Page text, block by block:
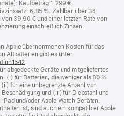
Kaufbetrag 1.299 €,
6,85 %. Zahlbar über 36
von 39,90 € und einer letzten Rate von
einschließlich Zinsen:
Apple übernommenen Kosten für das
Altbatterien gibt es unter
ein
neues
Fenster)
abgedeckte Geräte und mitgeliefertes
(i) für Batterien, die weniger als 80 %
für eine unbegrenzte Anzahl von
und (iii) für Diebstahl und
und/oder Apple Watch Geräten.
ist, sind auch ein kompatibler Apple